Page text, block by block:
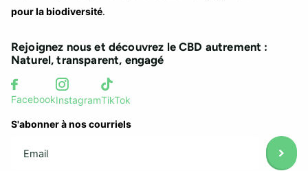
pour la biodiversité.
Rejoignez nous et découvrez le CBD autrement :
Naturel, transparent, engagé
FacebookInstagramTikTok
S'abonner à nos courriels